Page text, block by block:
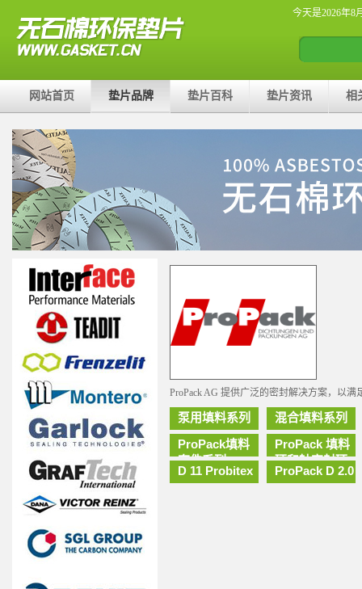
今天是2026年8
网站首页 垫片品牌 垫片百科 垫片资讯 相
ProPack AG 提供广泛的密封解决方案，以满
泵用填料系列
混合填料系列
ProPack填料
套件系列
ProPack 填料
环和轴密封环
系列
D 11 Probitex ProPack D 2.0